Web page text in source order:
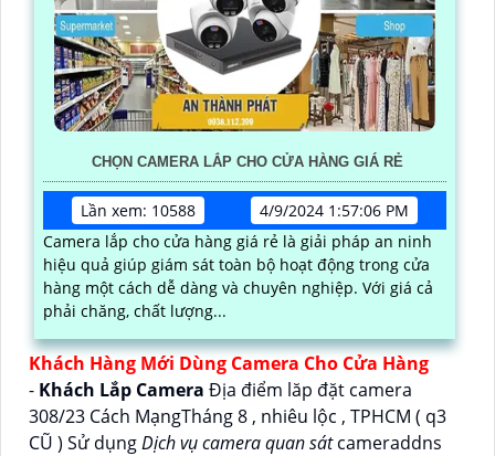
CHỌN CAMERA LẮP CHO CỬA HÀNG GIÁ RẺ
Lần xem: 10588
4/9/2024 1:57:06 PM
Camera lắp cho cửa hàng giá rẻ là giải pháp an ninh
hiệu quả giúp giám sát toàn bộ hoạt động trong cửa
hàng một cách dễ dàng và chuyên nghiệp. Với giá cả
phải chăng, chất lượng...
Khách Hàng Mới Dùng Camera Cho Cửa Hàng
- Khách Lắp Camera Địa điểm lăp đặt camera
308/23 Cách MạngTháng 8 , nhiêu lộc , TPHCM ( q3
CŨ ) Sử dụngDịch vụ camera quan sátcameraddns